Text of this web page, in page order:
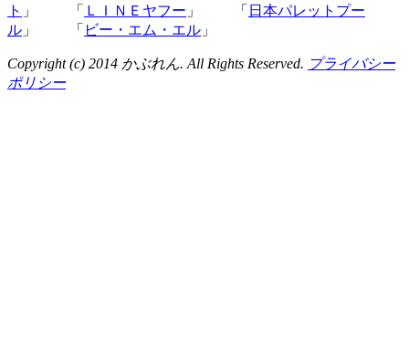
ト 」 「 ＬＩＮＥヤフー 」 「 日本パレットプー
ル 」 「 ビー・エム・エル 」
Copyright (c) 2014 かぶれん. All Rights Reserved. プライバシー
ポリシー